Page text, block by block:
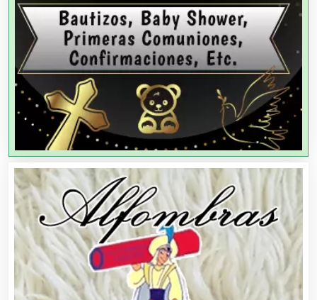
Agricultores
Agricultura y Ganadería
Agua Purificada
Aire Acondicionado
Alarmas
Albercas
Alimentos